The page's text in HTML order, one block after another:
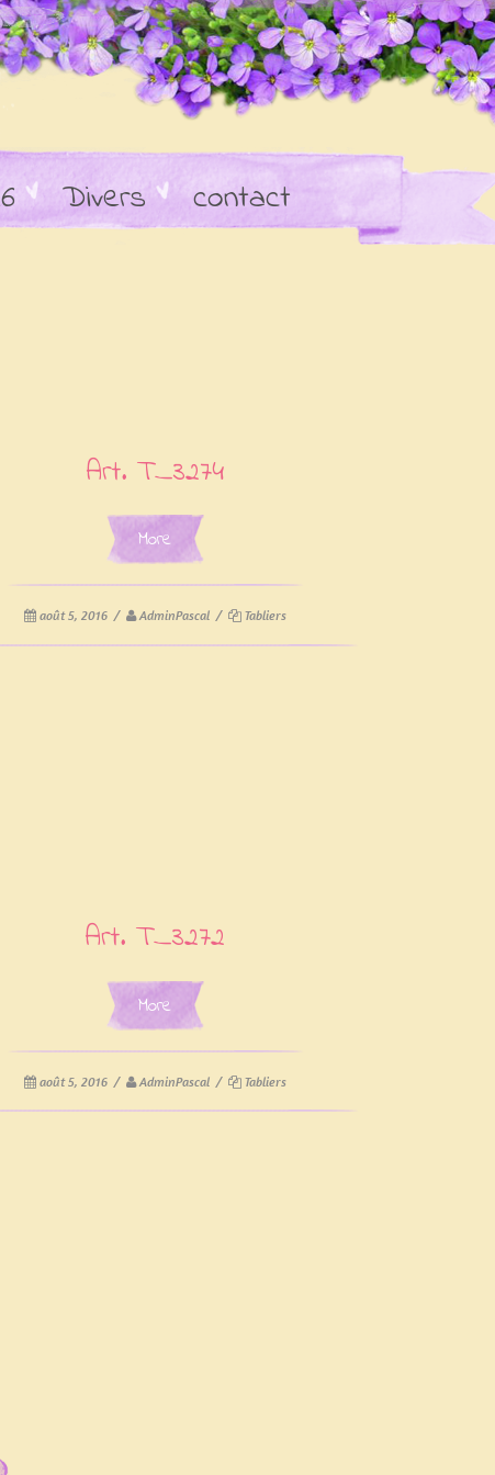
Divers contact
Art. T_3274
More
août 5, 2016 / AdminPascal / Tabliers
Art. T_3272
More
août 5, 2016 / AdminPascal / Tabliers